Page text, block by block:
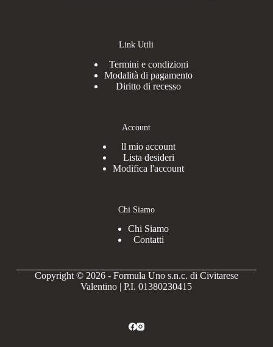
Link Utili
Termini e condizioni
Modalità di pagamento
Diritto di recesso
Account
ll mio account
Lista desideri
Modifica l'account
Chi Siamo
Chi Siamo
Contatti
Copyright © 2026 - Formula Uno s.n.c. di Civitarese
Valentino | P.I. 01380230415